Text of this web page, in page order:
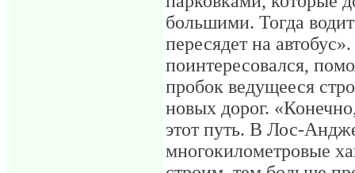
большими. Тогда
пересядет на
поинтересовался,
пробок ведущееся
новых дорог.
этот путь. В Лос-
многокилометровые